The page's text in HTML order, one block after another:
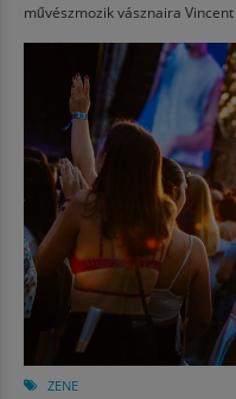
művészmozik vásznaira Vincent
ZENE